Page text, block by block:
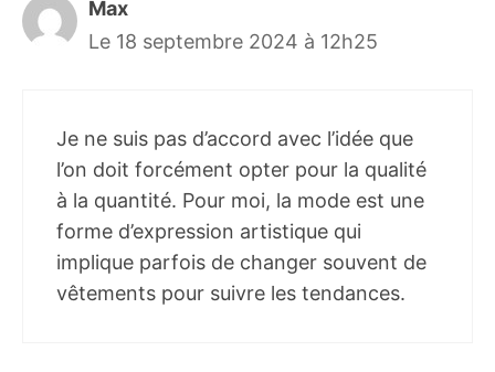
Max
Le 18 septembre 2024 à 12h25
Je ne suis pas d’accord avec l’idée que
l’on doit forcément opter pour la qualité
à la quantité. Pour moi, la mode est une
forme d’expression artistique qui
implique parfois de changer souvent de
vêtements pour suivre les tendances.